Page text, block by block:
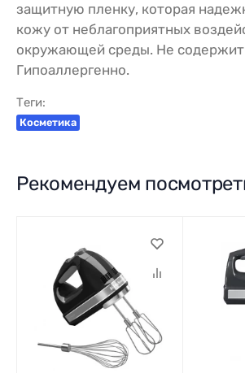
защитную пленку, которая
кожу от неблагоприятных
окружающей среды. Не содержит
Гипоаллергенно.
Теги:
Косметика
Рекомендуем